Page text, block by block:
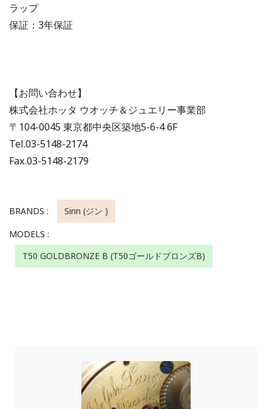
ラップ
保証：3年保証
【お問い合わせ】
株式会社ホッタ ウオッチ＆ジュエリー事業部
〒104-0045 東京都中央区築地5-6-4 6F
Tel.03-5148-2174
Fax.03-5148-2179
BRANDS :
Sinn (ジン )
MODELS :
T50 GOLDBRONZE B (T50ゴールドブロンズB)